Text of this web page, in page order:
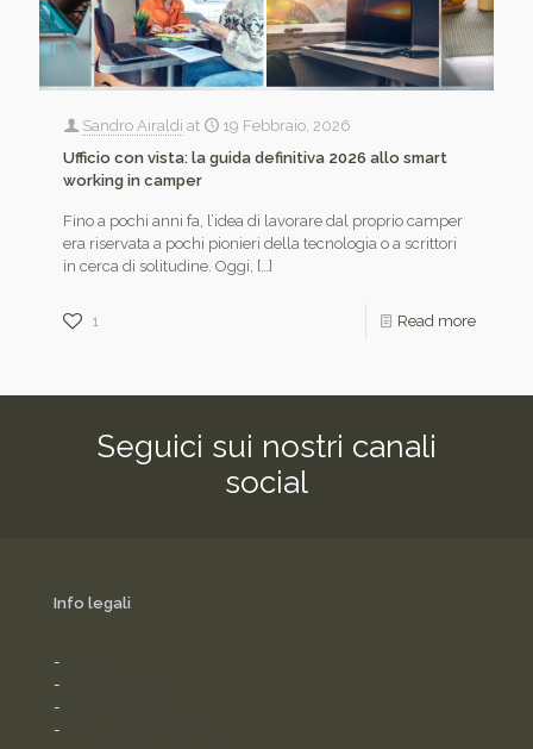
Sandro Airaldi at
19 Febbraio, 2026
Ufficio con vista: la guida definitiva 2026 allo smart
working in camper
Fino a pochi anni fa, l’idea di lavorare dal proprio camper
era riservata a pochi pionieri della tecnologia o a scrittori
in cerca di solitudine. Oggi, […]
1 Read more
Seguici sui nostri canali
social
Info legali
-
-
-
-